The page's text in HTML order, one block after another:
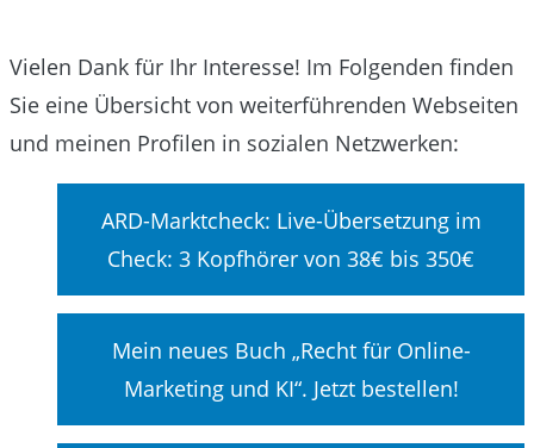
Vielen Dank für Ihr Interesse! Im Folgenden finden
Sie eine Übersicht von weiterführenden Webseiten
und meinen Profilen in sozialen Netzwerken:
ARD-Marktcheck: Live-Übersetzung im
Check: 3 Kopfhörer von 38€ bis 350€
Mein neues Buch „Recht für Online-
Marketing und KI“. Jetzt bestellen!